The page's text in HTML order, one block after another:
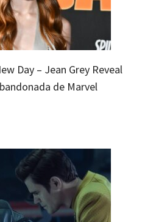
Day – Jean Grey Reveal
de Marvel